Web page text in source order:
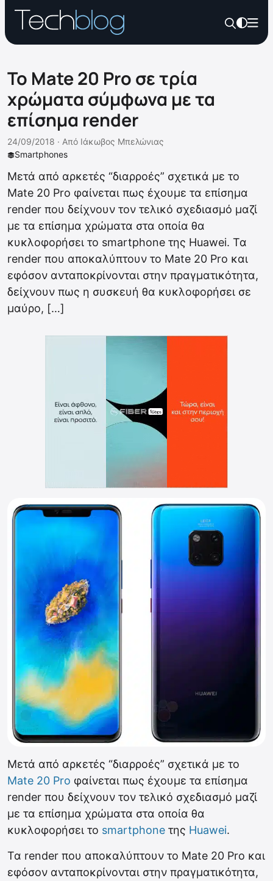
Το Mate 20 Pro σε τρία
χρώματα σύμφωνα με τα
επίσημα render
Smartphones
24/09/2018 · Από Ιάκωβος Μπελώνιας
Μετά από αρκετές “διαρροές” σχετικά με το
Mate 20 Pro φαίνεται πως έχουμε τα επίσημα
render που δείχνουν τον τελικό σχεδιασμό μαζί
με τα επίσημα χρώματα στα οποία θα
κυκλοφορήσει το smartphone της Huawei. Τα
render που αποκαλύπτουν το Mate 20 Pro και
εφόσον ανταποκρίνονται στην πραγματικότητα,
δείχνουν πως η συσκευή θα κυκλοφορήσει σε
μαύρο, […]
Μετά από αρκετές “διαρροές” σχετικά με το
Mate 20 Pro φαίνεται πως έχουμε τα επίσημα
render που δείχνουν τον τελικό σχεδιασμό μαζί
με τα επίσημα χρώματα στα οποία θα
κυκλοφορήσει το smartphone της Huawei.
Τα render που αποκαλύπτουν το Mate 20 Pro και
εφόσον ανταποκρίνονται στην πραγματικότητα,